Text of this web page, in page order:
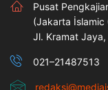
Pusat
(Jakarta İslamic
Jl. Kramat
021–21487513